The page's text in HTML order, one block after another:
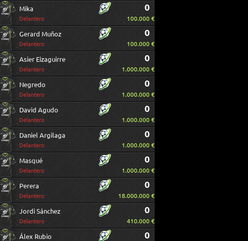
Mika
Delantero
0
100.000 €
Gerard Muñoz
Delantero
0
100.000 €
Asier Eizaguirre
Delantero
0
1.000.000 €
Negredo
Delantero
0
1.000.000 €
David Agudo
Delantero
0
1.000.000 €
Daniel Argilaga
Delantero
0
1.000.000 €
Masqué
Delantero
0
1.000.000 €
Perera
Delantero
0
18.000.000 €
Jordi Sánchez
Delantero
0
410.000 €
Álex Rubio 0